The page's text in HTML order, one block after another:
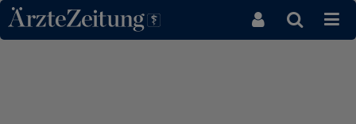
Direkt zum Inhaltsbereich